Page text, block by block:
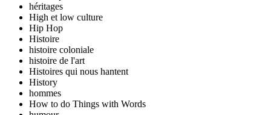
héritages
High et low culture
Hip Hop
Histoire
histoire coloniale
histoire de l'art
Histoires qui nous hantent
History
hommes
How to do Things with Words